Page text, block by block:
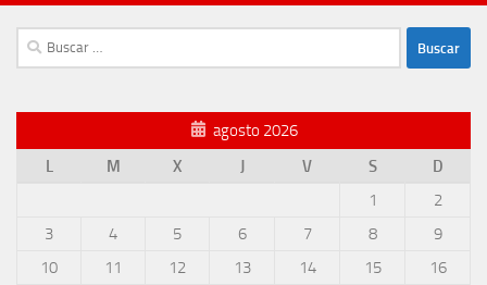
Buscar:
agosto 2026
L
M X J V S
D
1
2
3
4 5 6 7 8
9
10
11 12 13 14 15
16